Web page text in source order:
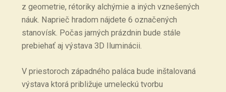
z geometrie, rétoriky alchýmie a iných vznešených
náuk. Naprieč hradom nájdete 6 označených
stanovísk. Počas jarných prázdnin bude stále
prebiehať aj výstava 3D Iluminácii.
V priestoroch západného paláca bude inštalovaná
výstava ktorá približuje umeleckú tvorbu